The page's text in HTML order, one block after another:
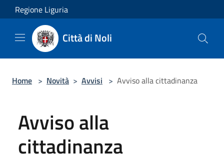
Salta al contenuto principale
Regione Liguria
Città di Noli
Home > Novità > Avvisi > Avviso alla cittadinanza
Avviso alla
cittadinanza